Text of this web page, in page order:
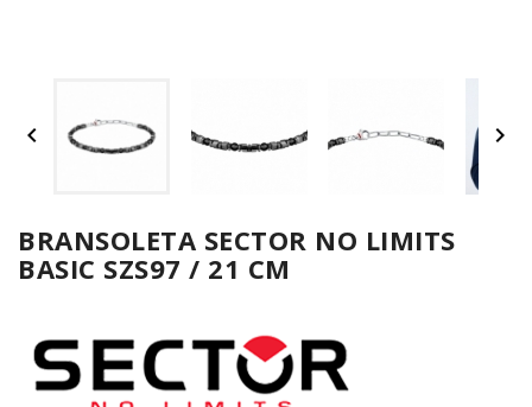
 
BRANSOLETA SECTOR NO LIMITS
BASIC SZS97 / 21 CM